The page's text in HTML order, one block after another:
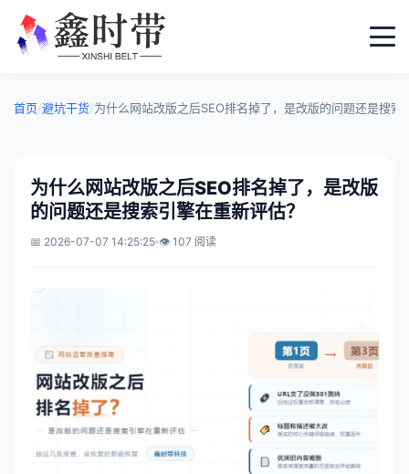
首页/避坑干货/为什么网站改版之后SEO排名掉了，是改版的问题还是搜索
为什么网站改版之后SEO排名掉了，是改版
的问题还是搜索引擎在重新评估？
📅 2026-07-07 14:25:25 👁️ 107 阅读